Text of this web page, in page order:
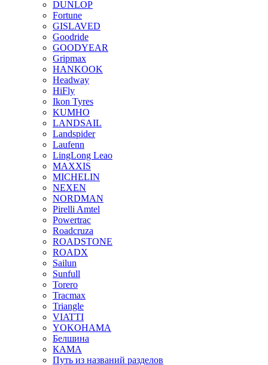
DUNLOP
Fortune
GISLAVED
Goodride
GOODYEAR
Gripmax
HANKOOK
Headway
HiFly
Ikon Tyres
KUMHO
LANDSAIL
Landspider
Laufenn
LingLong Leao
MAXXIS
MICHELIN
NEXEN
NORDMAN
Pirelli Amtel
Powertrac
Roadcruza
ROADSTONE
ROADX
Sailun
Sunfull
Torero
Tracmax
Triangle
VIATTI
YOKOHAMA
Белшина
КАМА
Путь из названий разделов